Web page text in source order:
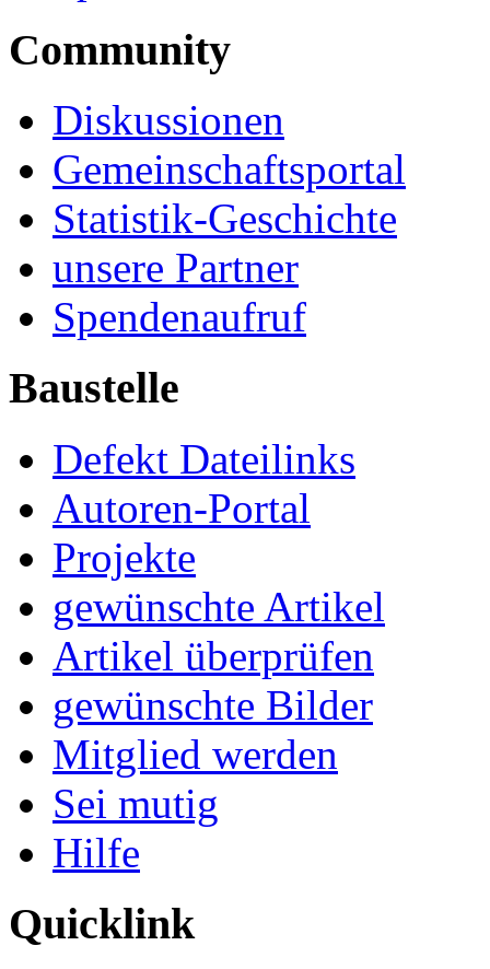
Community
Diskussionen
Gemeinschaftsportal
Statistik-Geschichte
unsere Partner
Spendenaufruf
Baustelle
Defekt Dateilinks
Autoren-Portal
Projekte
gewünschte Artikel
Artikel überprüfen
gewünschte Bilder
Mitglied werden
Sei mutig
Hilfe
Quicklink